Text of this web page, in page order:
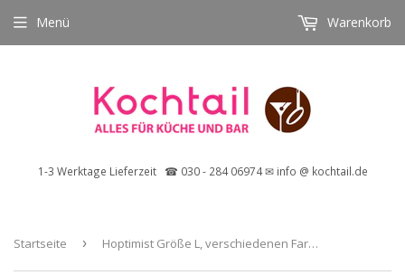
1-3 Werktage Lieferzeit ☎ 030 - 284 06974 ✉ info @ kochtail.de
Menü Warenkorb
Startseite › Hoptimist Größe L, verschiedenen Farben